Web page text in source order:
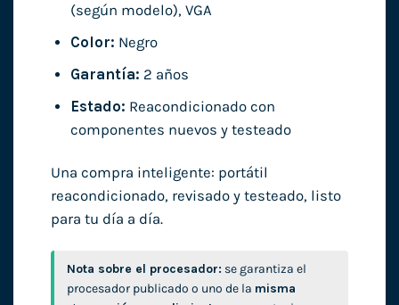
(según modelo), VGA
Color: Negro
Garantía: 2 años
Estado: Reacondicionado con
componentes nuevos y testeado
Una compra inteligente: portátil
reacondicionado, revisado y testeado, listo
para tu día a día.
Nota sobre el procesador: se garantiza el
procesador publicado o uno de la misma